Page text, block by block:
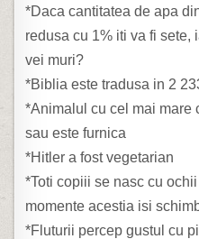
*Daca cantitatea de apa
redusa cu 1% iti va fi sete,
vei muri?
*Biblia este tradusa in 2
*Animalul cu cel mai mare
sau este furnica
*Hitler a fost vegetarian
*Toti copiii se nasc cu
momente acestia isi
*Fluturii percep gustul cu